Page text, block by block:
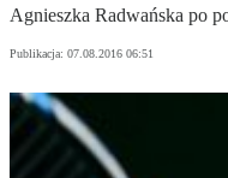
Agnieszka Radwańska po
Publikacja: 07.08.2016 06:51